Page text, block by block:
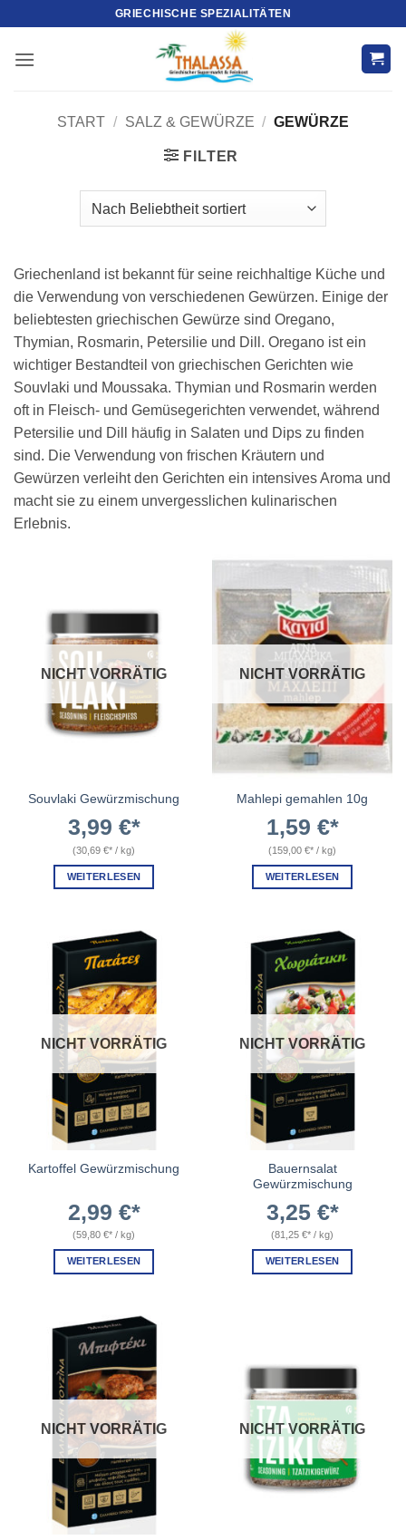
springen
GRIECHISCHE SPEZIALITÄTEN
START / SALZ & GEWÜRZE / GEWÜRZE
FILTER
Griechenland ist bekannt für seine reichhaltige Küche und
die Verwendung von verschiedenen Gewürzen. Einige der
beliebtesten griechischen Gewürze sind Oregano,
Thymian, Rosmarin, Petersilie und Dill. Oregano ist ein
wichtiger Bestandteil von griechischen Gerichten wie
Souvlaki und Moussaka. Thymian und Rosmarin werden
oft in Fleisch- und Gemüsegerichten verwendet, während
Petersilie und Dill häufig in Salaten und Dips zu finden
sind. Die Verwendung von frischen Kräutern und
Gewürzen verleiht den Gerichten ein intensives Aroma und
macht sie zu einem unvergesslichen kulinarischen
Erlebnis.
NICHT VORRÄTIG
Souvlaki Gewürzmischung
3,99 €
(30,69 € / kg)
WEITERLESEN
NICHT VORRÄTIG
Mahlepi gemahlen 10g
1,59 €
(159,00 € / kg)
WEITERLESEN
NICHT VORRÄTIG
Kartoffel Gewürzmischung
2,99 €
(59,80 € / kg)
WEITERLESEN
NICHT VORRÄTIG
Bauernsalat
Gewürzmischung
3,25 €
(81,25 € / kg)
WEITERLESEN
NICHT VORRÄTIG NICHT VORRÄTIG